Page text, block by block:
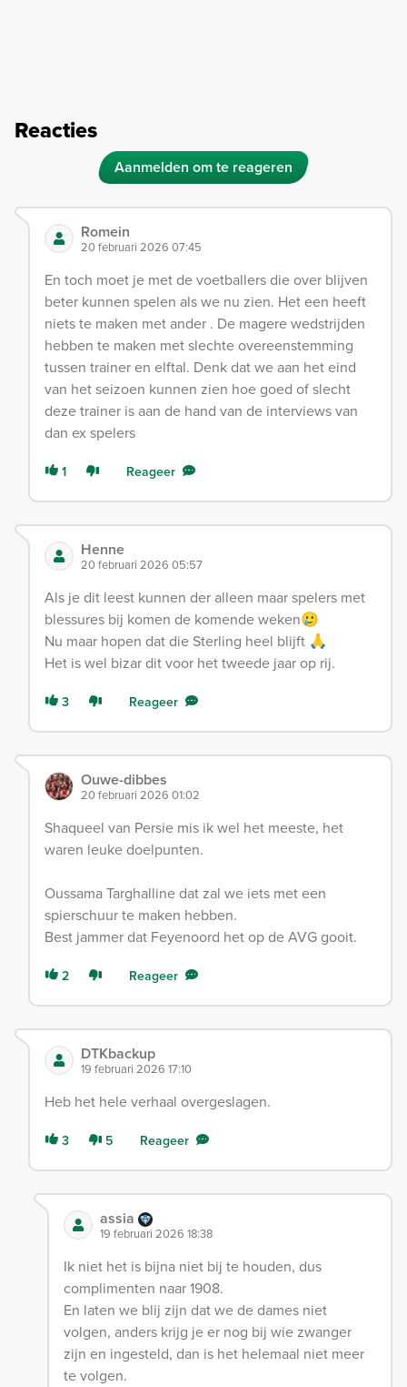
Reacties
Aanmelden om te reageren
Romein
20 februari 2026 07:45
En toch moet je met de voetballers die over blijven
beter kunnen spelen als we nu zien. Het een heeft
niets te maken met ander . De magere wedstrijden
hebben te maken met slechte overeenstemming
tussen trainer en elftal. Denk dat we aan het eind
van het seizoen kunnen zien hoe goed of slecht
deze trainer is aan de hand van de interviews van
dan ex spelers
1 Reageer
Henne
20 februari 2026 05:57
Als je dit leest kunnen der alleen maar spelers met
blessures bij komen de komende weken🥲
Nu maar hopen dat die Sterling heel blijft 🙏
Het is wel bizar dit voor het tweede jaar op rij.
3 Reageer
Ouwe-dibbes
20 februari 2026 01:02
Shaqueel van Persie mis ik wel het meeste, het
waren leuke doelpunten.
Oussama Targhalline dat zal we iets met een
spierschuur te maken hebben.
Best jammer dat Feyenoord het op de AVG gooit.
2 Reageer
DTKbackup
19 februari 2026 17:10
Heb het hele verhaal overgeslagen.
3 5 Reageer
assia
19 februari 2026 18:38
Ik niet het is bijna niet bij te houden, dus
complimenten naar 1908.
En laten we blij zijn dat we de dames niet
volgen, anders krijg je er nog bij wie zwanger
zijn en ingesteld, dan is het helemaal niet meer
te volgen.